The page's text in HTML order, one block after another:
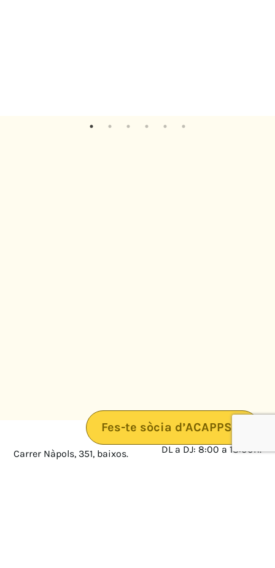
Fes-te sòcia d’ACAPPS
Carrer Nàpols, 351, baixos.
08025 · Barcelona
DL a DJ: 8:00 a 18:00h.